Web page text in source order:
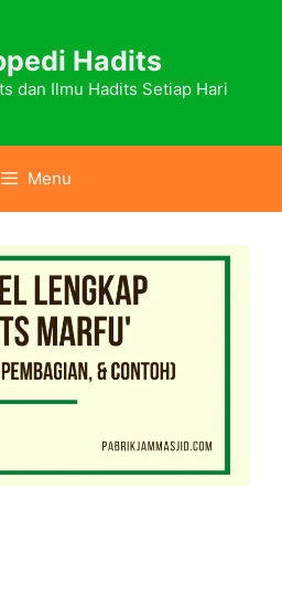
Hadits
dan Ilmu Hadits Setiap Hari
Menu